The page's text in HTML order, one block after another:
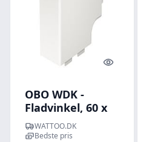
Quick look
OBO WDK -
Fladvinkel, 60 x
110 mm,
perlehvid
WATTOO.DK
Bedste pris